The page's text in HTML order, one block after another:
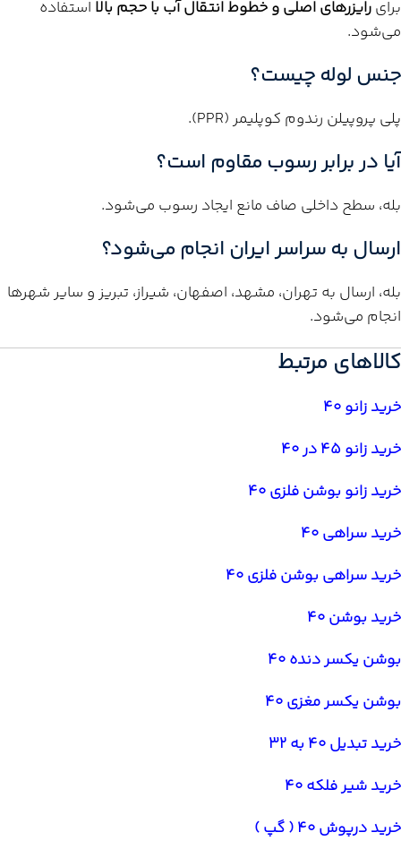
برایرایزرهای اصلی و خطوط انتقال آب با حجم بالا استفاده
می‌شود.
جنس لوله چیست؟
پلی پروپیلن رندوم کوپلیمر (PPR).
آیا در برابر رسوب مقاوم است؟
بله، سطح داخلی صاف مانع ایجاد رسوب می‌شود.
ارسال به سراسر ایران انجام می‌شود؟
بله، ارسال به تهران، مشهد، اصفهان، شیراز، تبریز و سایر شهرها
انجام می‌شود.
کالاهای مرتبط
خرید زانو 40
خرید زانو 45 در 40
خرید زانو بوشن فلزی 40
خرید سراهی 40
خرید سراهی بوشن فلزی 40
خرید بوشن 40
بوشن یکسر دنده 40
بوشن یکسر مغزی 40
خرید تبدیل 40 به 32
خرید شیر فلکه 40
خرید درپوش 40 ( گپ )